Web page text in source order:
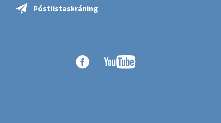
Póstlistaskráning